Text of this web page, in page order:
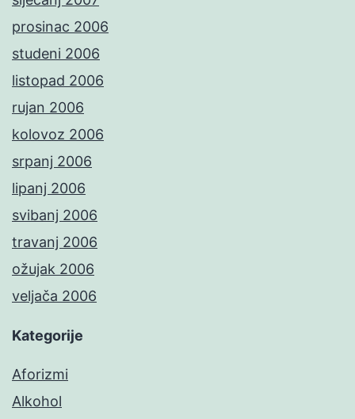
prosinac 2006
studeni 2006
listopad 2006
rujan 2006
kolovoz 2006
srpanj 2006
lipanj 2006
svibanj 2006
travanj 2006
ožujak 2006
veljača 2006
Kategorije
Aforizmi
Alkohol